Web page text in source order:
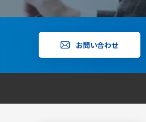
お問い合わせ